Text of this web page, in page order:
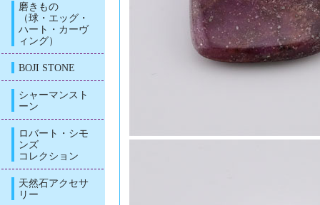
磨きもの
（球・エッグ・
ハート・カーヴ
ィング）
BOJI STONE
シャーマンスト
ーン
ロバート・シモ
ンズ
コレクション
天然石アクセサ
リー